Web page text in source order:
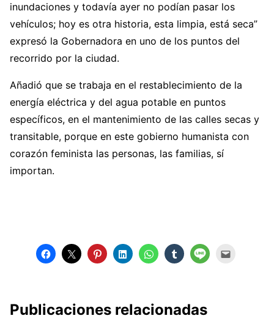
inundaciones y todavía ayer no podían pasar los
vehículos; hoy es otra historia, esta limpia, está seca”
expresó la Gobernadora en uno de los puntos del
recorrido por la ciudad.
Añadió que se trabaja en el restablecimiento de la
energía eléctrica y del agua potable en puntos
específicos, en el mantenimiento de las calles secas y
transitable, porque en este gobierno humanista con
corazón feminista las personas, las familias, sí
importan.
Publicaciones relacionadas